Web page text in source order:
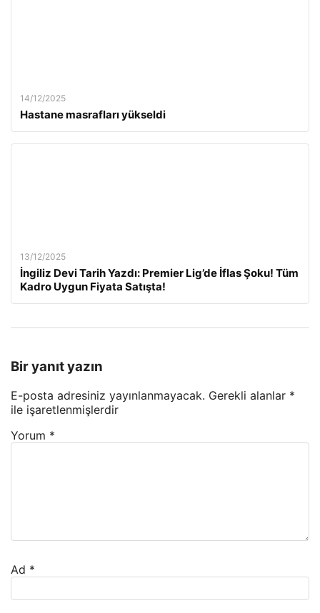
14/12/2025
Hastane masrafları yükseldi
13/12/2025
İngiliz Devi Tarih Yazdı: Premier Lig’de İflas Şoku! Tüm
Kadro Uygun Fiyata Satışta!
Bir yanıt yazın
E-posta adresiniz yayınlanmayacak. Gerekli alanlar *
ile işaretlenmişlerdir
Yorum *
Ad *